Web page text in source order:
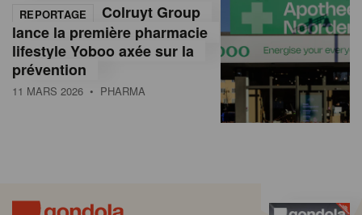
REPORTAGE
Colruyt Group
lance la première pharmacie
lifestyle Yoboo axée sur la
prévention
11 MARS 2026 • PHARMA